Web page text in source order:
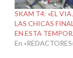
SKAM T4: «EL
LAS CHICAS
EN ESTA
En